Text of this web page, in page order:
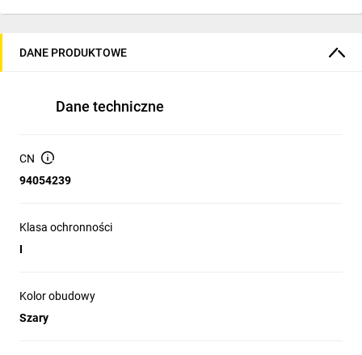
ilość cykli wł/wył: 20000;
IP 66,
materiał obudowy: stop aluminium,
DANE PRODUKTOWE
Dane techniczne
CN
94054239
Klasa ochronności
I
Kolor obudowy
Szary